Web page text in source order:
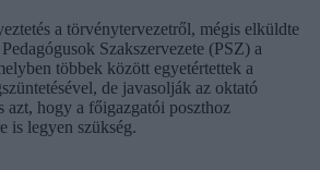
a törvénytervezetről, mégis elküldte
Szakszervezete (PSZ) a
többek között egyetértettek a
de javasolják az oktató
azt, hogy a főigazgatói poszthoz
is legyen szükség.